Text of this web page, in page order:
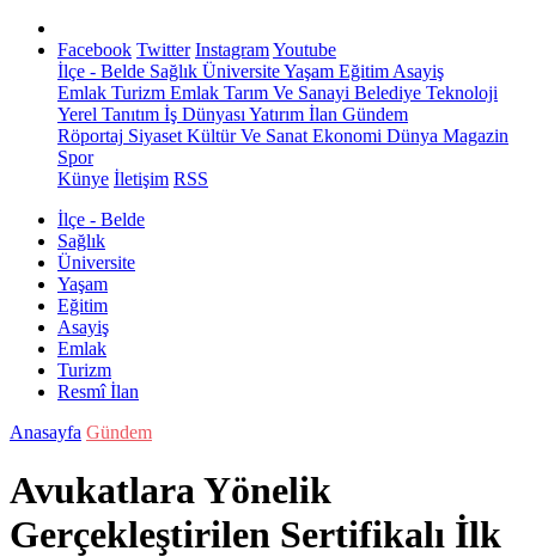
Facebook Twitter InstagramYoutube
İlçe - Belde Sağlık ÜniversiteYaşam Eğitim Asayiş
Emlak Turizm Emlak Tarım Ve Sanayi Belediye Teknoloji
Yerel Tanıtım İş Dünyası Yatırım İlan Gündem
Röportaj Siyaset Kültür Ve Sanat Ekonomi Dünya Magazin
Spor
Künye İletişim RSS
İlçe - Belde
Sağlık
Üniversite
Yaşam
Eğitim
Asayiş
Emlak
Turizm
Resmî İlan
Anasayfa Gündem
Avukatlara Yönelik
Gerçekleştirilen Sertifikalı İlk